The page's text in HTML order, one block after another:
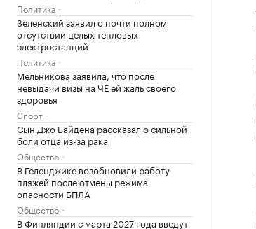
Политика
Зеленский заявил о почти полном
отсутствии целых тепловых
электростанций
Политика
Мельникова заявила, что после
невыдачи визы на ЧЕ ей жаль своего
здоровья
Спорт
Сын Джо Байдена рассказал о сильной
боли отца из-за рака
Общество
В Геленджике возобновили работу
пляжей после отмены режима
опасности БПЛА
Общество
В Финляндии с марта 2027 года введут